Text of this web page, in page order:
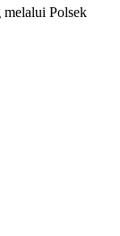
melalui Polsek